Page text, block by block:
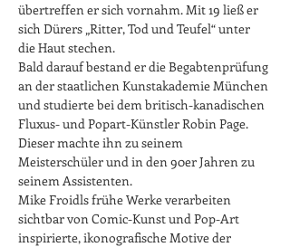
übertreffen er sich vornahm. Mit 19 ließ er
sich Dürers „Ritter, Tod und Teufel“ unter
die Haut stechen.
Bald darauf bestand er die Begabtenprüfung
an der staatlichen Kunstakademie München
und studierte bei dem britisch-kanadischen
Fluxus- und Popart-Künstler Robin Page.
Dieser machte ihn zu seinem
Meisterschüler und in den 90er Jahren zu
seinem Assistenten.
Mike Froidls frühe Werke verarbeiten
sichtbar von Comic-Kunst und Pop-Art
inspirierte, ikonografische Motive der